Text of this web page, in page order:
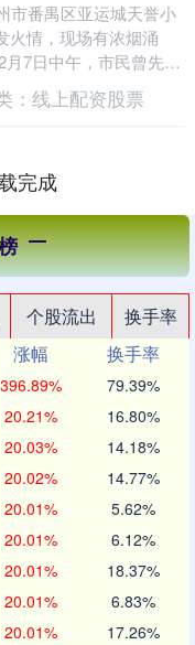
市番禺区亚运城天誉小
火情，现场有浓烟涌
7日中午，市民曾先生
区亚运城天誉小区约一
： 线上配资股票
完成
个股流出
换手率
涨幅
换手率
396.89% 79.39%
20.21% 16.80%
20.03% 14.18%
20.02% 14.77%
20.01% 5.62%
20.01% 6.12%
20.01% 18.37%
20.01% 6.83%
20.01% 17.26%